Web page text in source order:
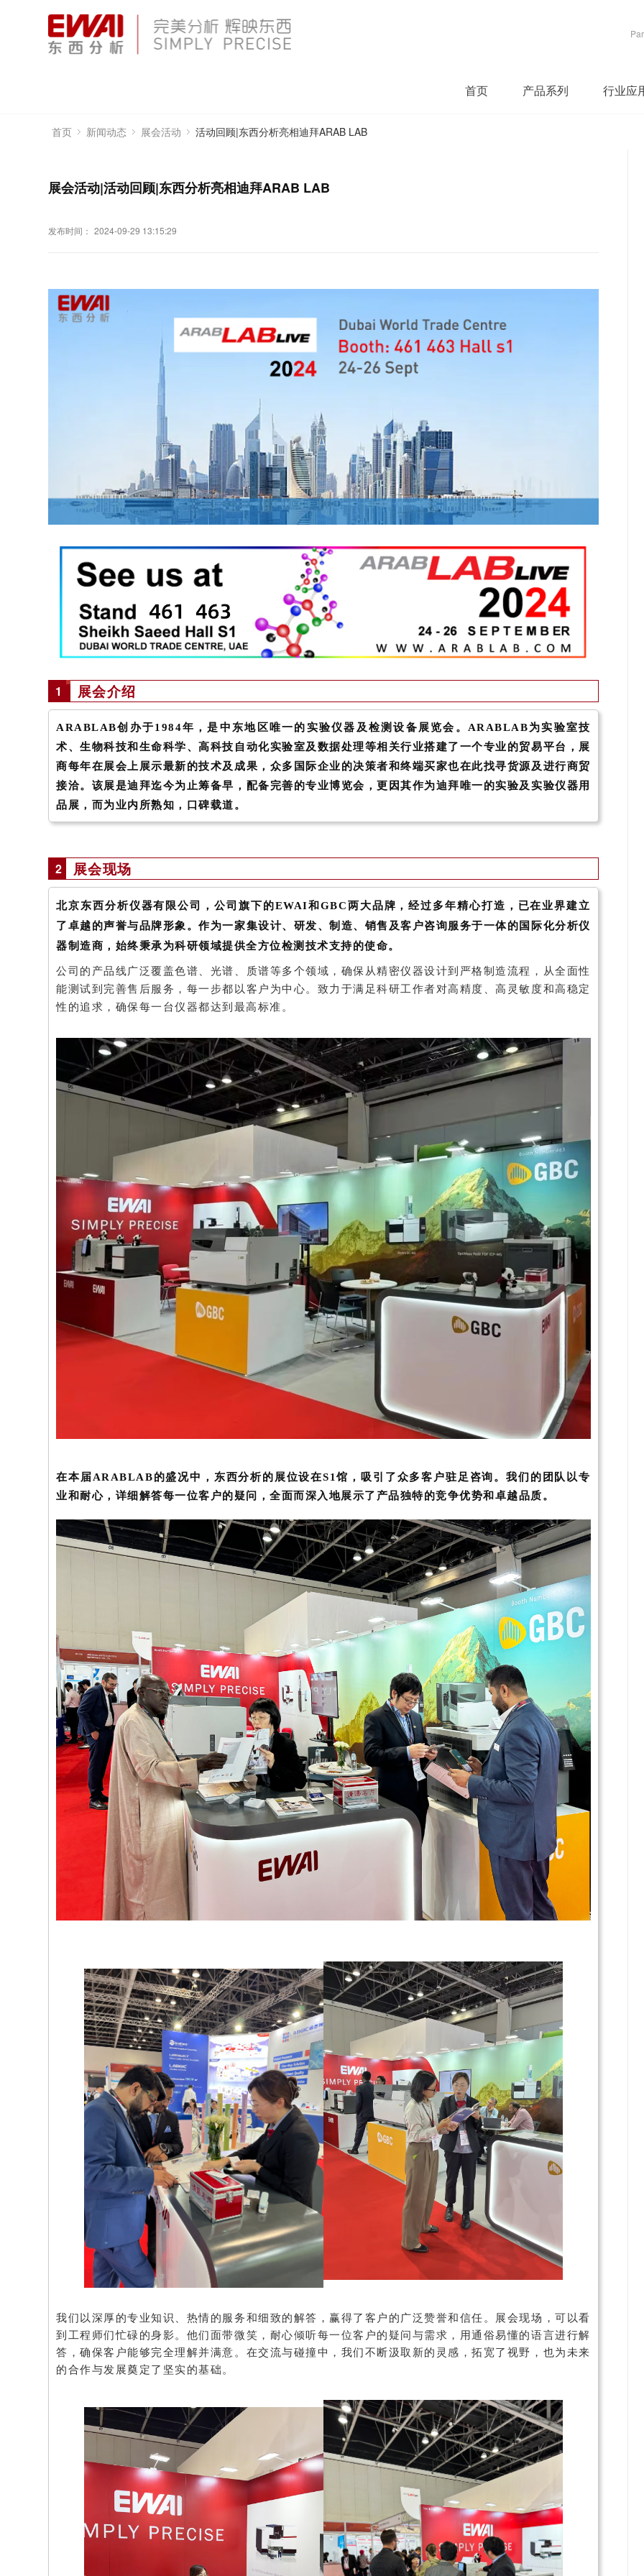
首页 产品系列 行业应
首页 新闻动态 展会活动 活动回顾|东西分析亮相迪拜ARAB LAB
展会活动|活动回顾|东西分析亮相迪拜ARAB LAB
发布时间： 2024-09-29 13:15:29
1 展会介绍
ARABLAB创办于1984年，是中东地区唯一的实验仪器及检测设备展览会。ARABLAB为实验室技
术、生物科技和生命科学、高科技自动化实验室及数据处理等相关行业搭建了一个专业的贸易平台，展
商每年在展会上展示最新的技术及成果，众多国际企业的决策者和终端买家也在此找寻货源及进行商贸
接洽。该展是迪拜迄今为止筹备早，配备完善的专业博览会，更因其作为迪拜唯一的实验及实验仪器用
品展，而为业内所熟知，口碑载道。
2 展会现场
北京东西分析仪器有限公司，公司旗下的EWAI和GBC两大品牌，经过多年精心打造，已在业界建立
了卓越的声誉与品牌形象。作为一家集设计、研发、制造、销售及客户咨询服务于一体的国际化分析仪
器制造商，始终秉承为科研领域提供全方位检测技术支持的使命。
公司的产品线广泛覆盖色谱、光谱、质谱等多个领域，确保从精密仪器设计到严格制造流程，从全面性
能测试到完善售后服务，每一步都以客户为中心。致力于满足科研工作者对高精度、高灵敏度和高稳定
性的追求，确保每一台仪器都达到最高标准。
在本届ARABLAB的盛况中，东西分析的展位设在S1馆，吸引了众多客户驻足咨询。我们的团队以专
业和耐心，详细解答每一位客户的疑问，全面而深入地展示了产品独特的竞争优势和卓越品质。
我们以深厚的专业知识、热情的服务和细致的解答，赢得了客户的广泛赞誉和信任。展会现场，可以看
到工程师们忙碌的身影。他们面带微笑，耐心倾听每一位客户的疑问与需求，用通俗易懂的语言进行解
答，确保客户能够完全理解并满意。在交流与碰撞中，我们不断汲取新的灵感，拓宽了视野，也为未来
的合作与发展奠定了坚实的基础。